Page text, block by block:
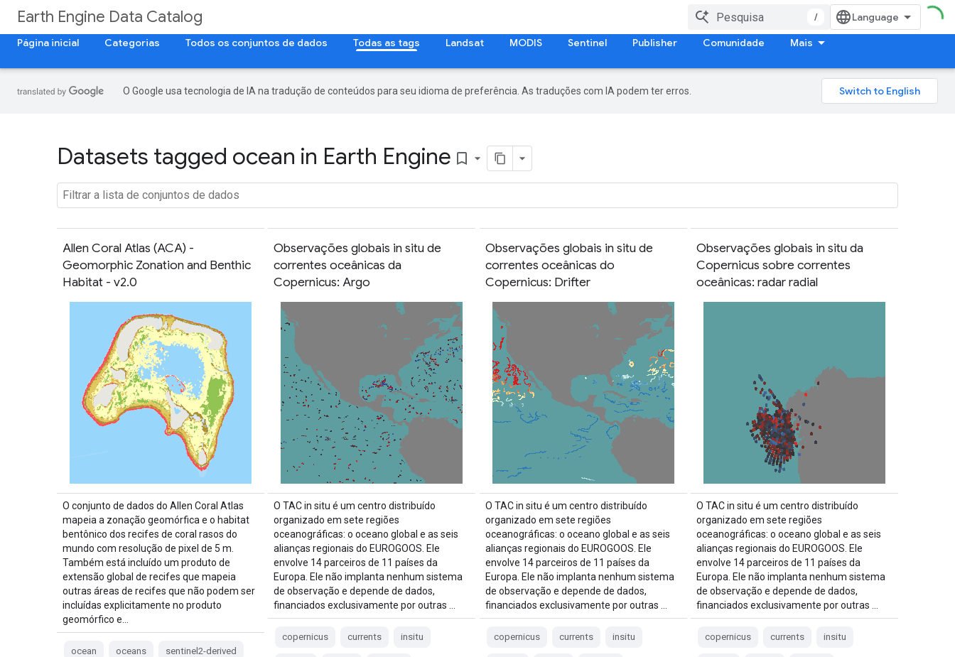
Earth Engine Data Catalog
/
Página inicial
Categorias Todos os conjuntos de dados Todas as tags Landsat MODIS Sentinel Publisher Comunidade Mais
O Google usa tecnologia de IA na tradução de conteúdos para seu idioma de preferência. As traduções com IA podem ter erros.
Datasets tagged ocean in Earth Engine bookmark_border
Allen Coral Atlas (ACA) -
Geomorphic Zonation and Benthic
Habitat - v2.0
O conjunto de dados do Allen Coral Atlas
mapeia a zonação geomórfica e o habitat
bentônico dos recifes de coral rasos do
mundo com resolução de pixel de 5 m.
Também está incluído um produto de
extensão global de recifes que mapeia
outras áreas de recifes que não podem ser
incluídas explicitamente no produto
geomórfico e…
ocean oceans sentinel2-derived
Observações globais in situ de
correntes oceânicas da
Copernicus: Argo
O TAC in situ é um centro distribuído
organizado em sete regiões
oceanográficas: o oceano global e as seis
alianças regionais do EUROGOOS. Ele
envolve 14 parceiros de 11 países da
Europa. Ele não implanta nenhum sistema
de observação e depende de dados,
financiados exclusivamente por outras …
copernicus currents insitu
Observações globais in situ de
correntes oceânicas do
Copernicus: Drifter
O TAC in situ é um centro distribuído
organizado em sete regiões
oceanográficas: o oceano global e as seis
alianças regionais do EUROGOOS. Ele
envolve 14 parceiros de 11 países da
Europa. Ele não implanta nenhum sistema
de observação e depende de dados,
financiados exclusivamente por outras …
copernicus currents insitu
Observações globais in situ da
Copernicus sobre correntes
oceânicas: radar radial
O TAC in situ é um centro distribuído
organizado em sete regiões
oceanográficas: o oceano global e as seis
alianças regionais do EUROGOOS. Ele
envolve 14 parceiros de 11 países da
Europa. Ele não implanta nenhum sistema
de observação e depende de dados,
financiados exclusivamente por outras …
copernicus currents insitu